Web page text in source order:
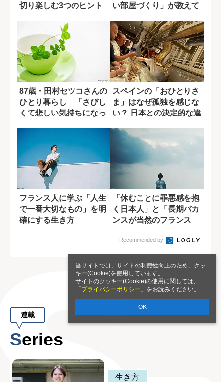
当サイトでは、サイトの利便性向上のため、クッ
キー(Cookie)を使用しています。
サイトのクッキー(Cookie)の使用に関しては、
「 プライバシーポリシー 」をお読みください。
OK
切り楽しむ3つのヒント
い部屋づくり」が教えて
87歳・田村セツコさんの
ひとり暮らし 「さびし
くて悲しい気持ちになっ
スペインの「おひとりさ
ま」はなぜ孤独を感じな
い？ 日本との決定的な違
フランス人に学ぶ「人生
で一番大切なもの」を明
確にする生き方
「休むことに罪悪感を抱
く日本人」と「長期バカ
ンスが当然のフランス
Recommended by
連載
Series
生き方